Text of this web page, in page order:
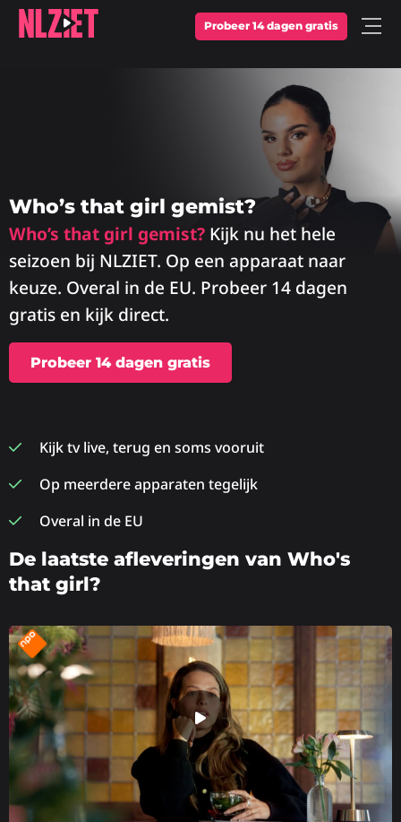
Probeer 14 dagen gratis Open
Who’s that girl gemist?
Who’s that girl gemist? Kijk nu het hele
seizoen bij NLZIET. Op een apparaat naar
keuze. Overal in de EU. Probeer 14 dagen
gratis en kijk direct.
Probeer 14 dagen gratis
Kijk tv live, terug en soms vooruit
Op meerdere apparaten tegelijk
Overal in de EU
De laatste afleveringen van Who's
that girl?